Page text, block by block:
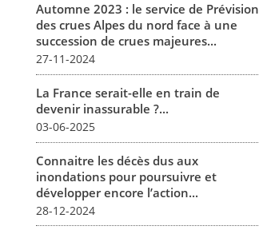
Automne 2023 : le service de Prévision
des crues Alpes du nord face à une
succession de crues majeures...
27-11-2024
La France serait-elle en train de
devenir inassurable ?...
03-06-2025
Connaitre les décès dus aux
inondations pour poursuivre et
développer encore l’action...
28-12-2024